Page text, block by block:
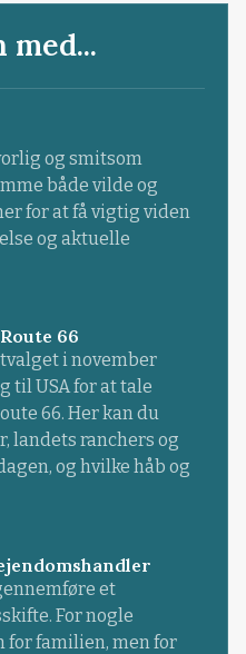
og smitsom
både vilde og
for at få vigtig viden
og aktuelle
66
i november
til USA for at tale
66. Her kan du
landets ranchers og
og hvilke håb og
et
For nogle
familien, men for